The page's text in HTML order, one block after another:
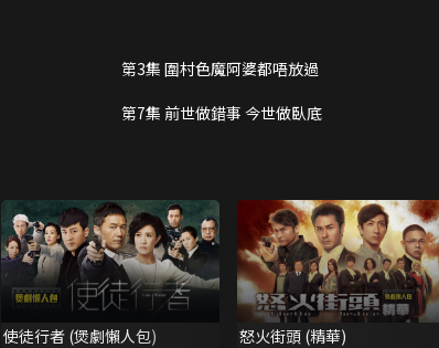
第3集 圍村色魔阿婆都唔放過
第7集 前世做錯事 今世做臥底
使徒行者 (煲劇懶人包) 怒火街頭 (精華)